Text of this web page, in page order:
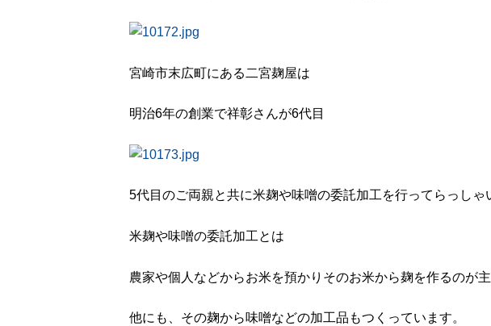
宮崎市末広町にある二宮麹屋は
明治6年の創業で祥彰さんが6代目
5代目のご両親と共に米麹や味噌の委託加工を行ってらっしゃ
米麹や味噌の委託加工とは
農家や個人などからお米を預かりそのお米から麹を作るのが主
他にも、その麹から味噌などの加工品もつくっています。